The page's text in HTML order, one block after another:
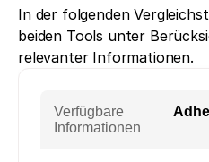
In der folgenden
beiden Tools unter
relevanter Informationen.
Verfügbare
Informationen